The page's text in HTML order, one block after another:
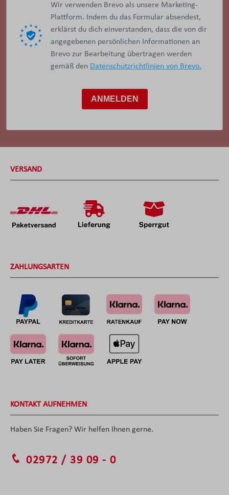
Wir verwenden Brevo als unsere Marketing-
Plattform. Indem du das Formular absendest,
erklärst du dich einverstanden, dass die von dir
angegebenen persönlichen Informationen an
Brevo zur Bearbeitung übertragen werden
gemäß den Datenschutzrichtlinien von Brevo.
ANMELDEN
VERSAND
ZAHLUNGSARTEN
KONTAKT AUFNEHMEN
Haben Sie Fragen? Wir helfen Ihnen gerne.
02972 / 39 09 - 0